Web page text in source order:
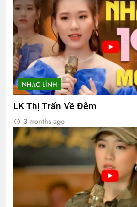
NHẠC LÍNH
LK Thị Trấn Về Đêm
3 months ago